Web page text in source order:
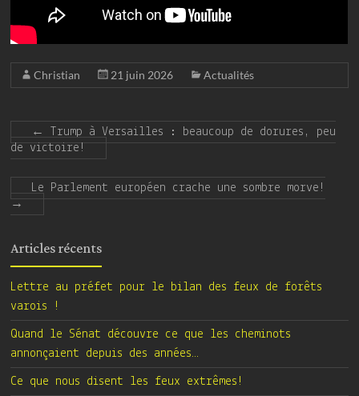
Christian 21 juin 2026 Actualités
←
Trump à Versailles : beaucoup de dorures, peu
de victoire!
Le Parlement européen crache une sombre morve!
→
Articles récents
Lettre au préfet pour le bilan des feux de forêts
varois !
Quand le Sénat découvre ce que les cheminots
annonçaient depuis des années…
Ce que nous disent les feux extrêmes!